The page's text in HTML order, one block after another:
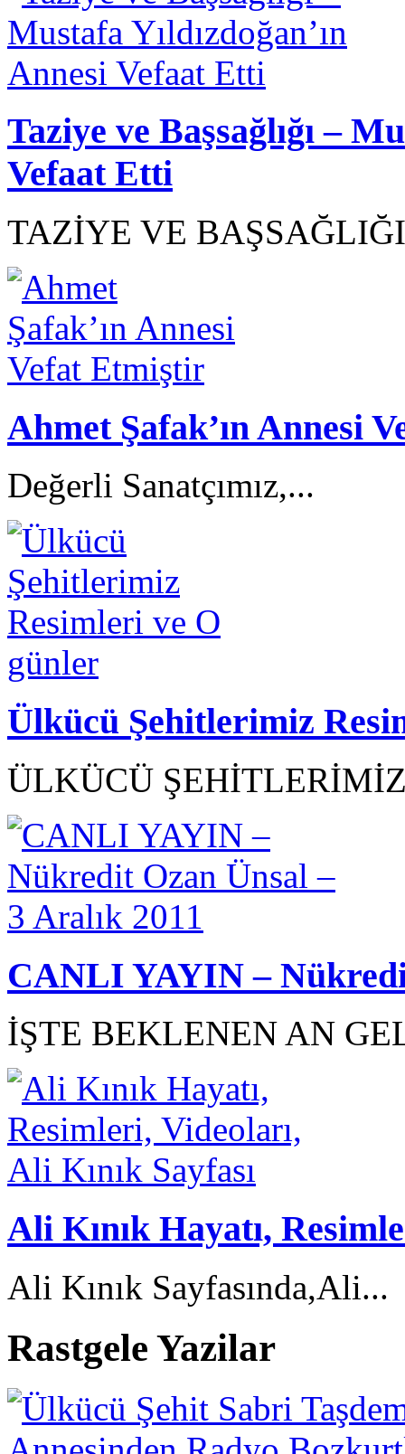
Taziye ve Başsağlığı –
Vefaat Etti
TAZİYE VE
Ahmet Şafak’ın Annesi
Değerli Sanatçımız,...
Ülkücü Şehitlerimiz
ÜLKÜCÜ
CANLI YAYIN –
İŞTE BEKLENEN AN
Ali Kınık Hayatı,
Ali Kınık Sayfasında,Ali...
Rastgele Yazilar